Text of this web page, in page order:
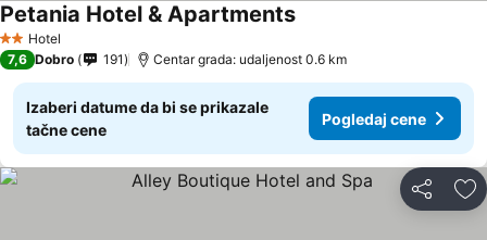
2 Zvezdice
Hotel
Petania Hotel & Apartments
7,6 Dobro 191 Centar grada: udaljenost 0.6 km
Izaberi datume da bi se prikazale
tačne cene
Pogledaj cene
Deli